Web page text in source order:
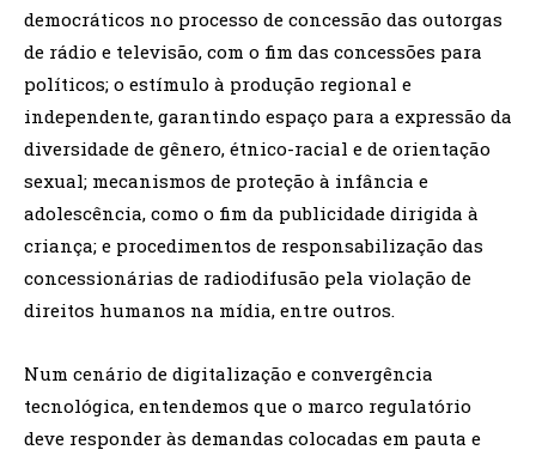
democráticos no processo de concessão das outorgas
de rádio e televisão, com o fim das concessões para
políticos; o estímulo à produção regional e
independente, garantindo espaço para a expressão da
diversidade de gênero, étnico-racial e de orientação
sexual; mecanismos de proteção à infância e
adolescência, como o fim da publicidade dirigida à
criança; e procedimentos de responsabilização das
concessionárias de radiodifusão pela violação de
direitos humanos na mídia, entre outros.
Num cenário de digitalização e convergência
tecnológica, entendemos que o marco regulatório
deve responder às demandas colocadas em pauta e